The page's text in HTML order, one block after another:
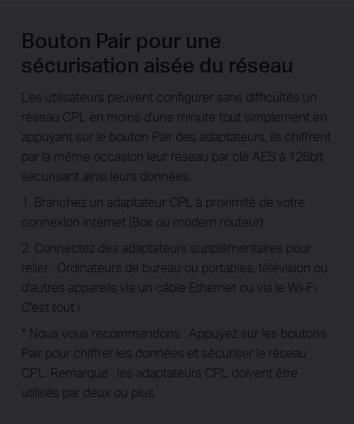
Bouton Pair pour une
sécurisation aisée du réseau
Les utilisateurs peuvent configurer sans difficultés un
réseau CPL en moins d'une minute tout simplement en
appuyant sur le bouton Pair des adaptateurs, ils chiffrent
par la même occasion leur réseau par clé AES à 128bit
sécurisant ainsi leurs données.
1. Branchez un adaptateur CPL à proximité de votre
connexion internet (Box ou modem routeur)
2. Connectez des adaptateurs supplémentaires pour
relier : Ordinateurs de bureau ou portables, télévision ou
d'autres appareils via un câble Ethernet ou via le Wi-Fi.
C'est tout !
* Nous vous recommandons : Appuyez sur les boutons
Pair pour chiffrer les données et sécuriser le réseau
CPL. Remarque : les adaptateurs CPL doivent être
utilisés par deux ou plus.